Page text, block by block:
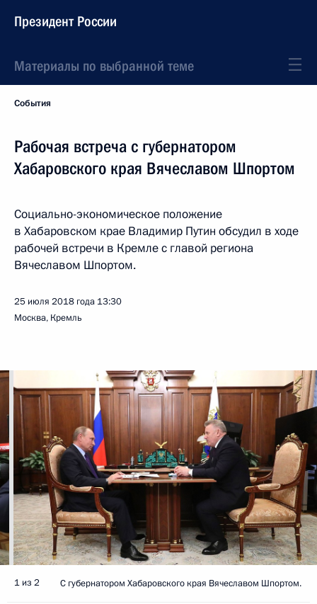
Президент России
Материалы по выбранной теме
События
Рабочая встреча с губернатором
Хабаровского края Вячеславом Шпортом
Социально-экономическое положение
в Хабаровском крае Владимир Путин обсудил в ходе
рабочей встречи в Кремле с главой региона
Вячеславом Шпортом.
25 июля 2018 года 13:30
Москва, Кремль
1 из 2 С губернатором Хабаровского края Вячеславом Шпортом.